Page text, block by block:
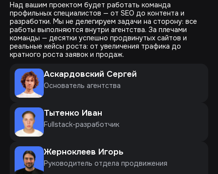
Над вашим проектом будет работать команда
профильных специалистов — от SEO до контента и
разработки. Мы не делегируем задачи на сторону: все
работы выполняются внутри агентства. За плечами
команды — десятки успешно продвинутых сайтов и
реальные кейсы роста: от увеличения трафика до
кратного роста заявок и продаж.
Аскардовский Сергей
Основатель агентства
Тытенко Иван
Fullstack-разработчик
Жерноклеев Игорь
Руководитель отдела продвижения